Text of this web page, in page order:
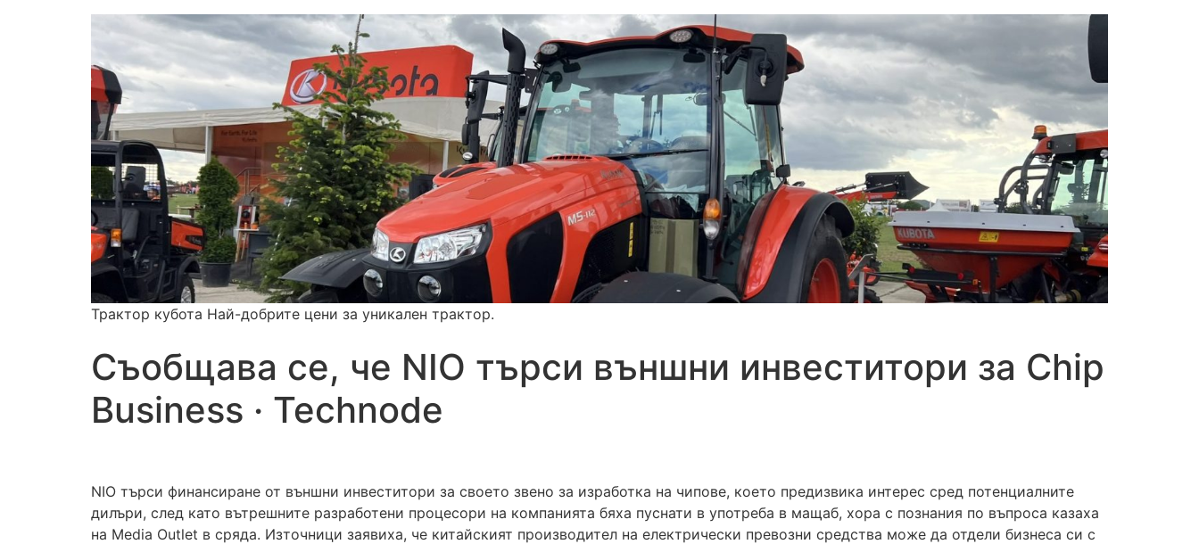
Трактор кубота Най-добрите цени за уникален трактор.
Съобщава се, че NIO търси външни инвеститори за Chip
Business · Technode
NIO търси финансиране от външни инвеститори за своето звено за изработка на чипове, което предизвика интерес сред потенциалните
дилъри, след като вътрешните разработени процесори на компанията бяха пуснати в употреба в мащаб, хора с познания по въпроса казаха
на Media Outlet в сряда. Източници заявиха, че китайският производител на електрически превозни средства може да отдели бизнеса си с